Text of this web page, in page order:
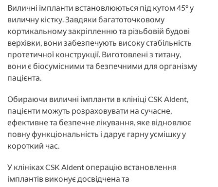
Виличні імпланти встановлюються під кутом 45° у
виличну кістку. Завдяки багатоточковому
кортикальному закріпленню та різьбовій будові
верхівки, вони забезпечують високу стабільність
протетичної конструкції. Виготовлені з титану,
вони є біосумісними та безпечними для організму
пацієнта.
Обираючи виличні імпланти в клініці CSK Aldent,
пацієнти можуть розраховувати на сучасне,
ефективне та безпечне лікування, яке відновлює
повну функціональність і дарує гарну усмішку у
короткий час.
У клініках CSK Aldent операцію встановлення
імплантів виконує досвідчена та